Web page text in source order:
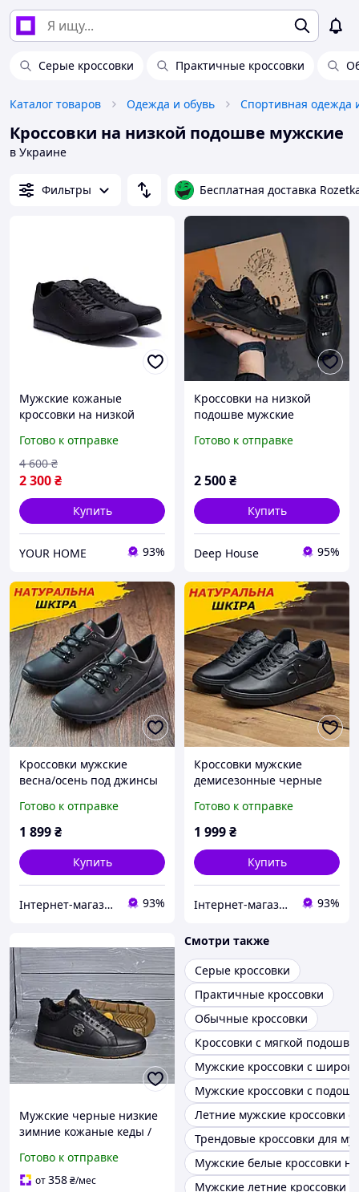
Серые кроссовки Практичные кроссовки
Каталог товаров Одежда и обувь Спортивная одежда
Кроссовки на низкой подошве мужские
в Украине
Фильтры Бесплатная доставка
Мужские кожаные
кроссовки на низкой
кроссовки / кеды весна,
классические кроссовки
для мужчин
Готово к отправке
2 300₴
4 600 ₴
Купить
YOUR HOME 93%
Кроссовки на низкой
подошве мужские
Чоловічі кросівки весна-
Готово к отправке
2 500₴
Купить
Deep House 95%
Кроссовки мужские
весна/осень под джинсы
низкой подошве кожаные
черные *К-10-ч туфлі*
Готово к отправке
1 899₴
Купить
Інтернет-магазин Твій Вибір 93%
Кроссовки мужские
демисезонные черные
молодежные кеды весна
осень *Ск-1 ч*
Готово к отправке
1 999₴
Купить
Інтернет-магазин Твій Вибір 93%
Мужские черные низкие
зимние кожаные кеды /
полиуретановой
подошве!!!
Готово к отправке
от358₴/мес
Смотри также
Серые кроссовки
Практичные кроссовки
Обычные кроссовки
Кроссовки с мягкой
Мужские кроссовки с
Мужские кроссовки с
Летние мужские кроссовки
Трендовые кроссовки для
Мужские белые кроссовки
Мужские летние кроссовки